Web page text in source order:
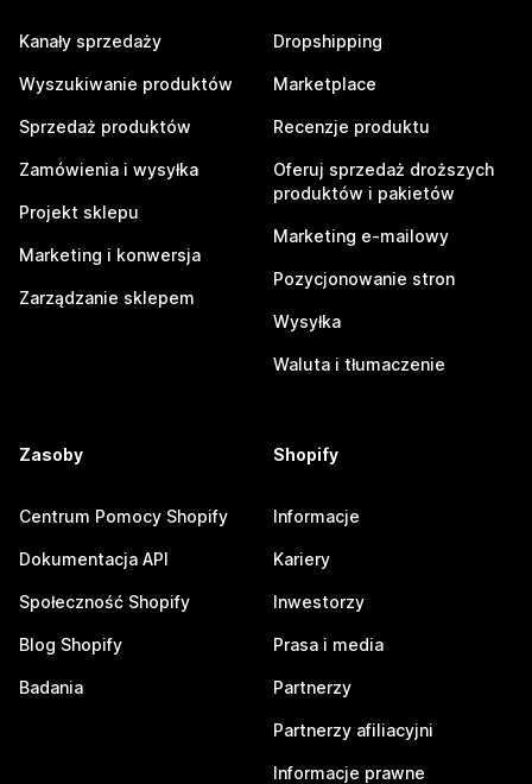
Kanały sprzedaży
Wyszukiwanie produktów
Sprzedaż produktów
Zamówienia i wysyłka
Projekt sklepu
Marketing i konwersja
Zarządzanie sklepem
Dropshipping
Marketplace
Recenzje produktu
Oferuj sprzedaż droższych
produktów i pakietów
Marketing e-mailowy
Pozycjonowanie stron
Wysyłka
Waluta i tłumaczenie
Zasoby
Centrum Pomocy Shopify
Dokumentacja API
Społeczność Shopify
Blog Shopify
Badania
Shopify
Informacje
Kariery
Inwestorzy
Prasa i media
Partnerzy
Partnerzy afiliacyjni
Informacje prawne